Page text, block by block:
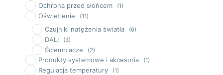
Ochrona przed słońcem (1)
Oświetlenie (11)
Czujniki natężenia światła (6)
DALI (3)
Ściemniacze (2)
Produkty systemowe i akcesoria (1)
Regulacja temperatury (1)